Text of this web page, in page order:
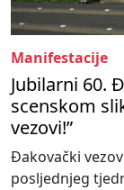
Manifestacije
Jubilarni 60.
scenskom
vezovi!”
Đakovački
posljednjeg